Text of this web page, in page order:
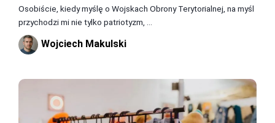
Osobiście, kiedy myślę o Wojskach Obrony Terytorialnej, na myśl
przychodzi mi nie tylko patriotyzm, ...
Wojciech Makulski